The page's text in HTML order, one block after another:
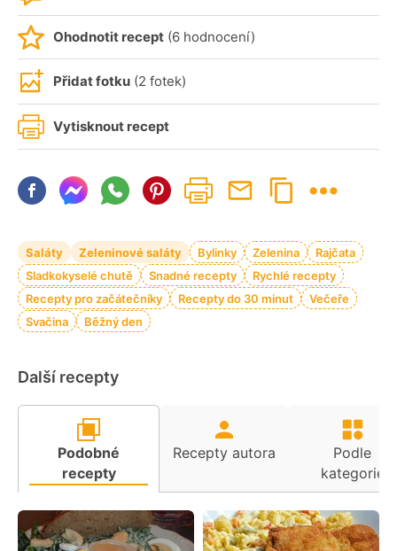
Ohodnotit recept (6 hodnocení)
Přidat fotku (2 fotek)
Vytisknout recept
Saláty Zeleninové saláty Bylinky Zelenina
Rajčata
Sladkokyselé chutě
Snadné recepty
Rychlé recepty
Recepty pro začátečníky
Recepty do 30 minut
Večeře
Svačina
Běžný den
Další recepty
Podobné
recepty
Recepty autora
Podle
kategorie